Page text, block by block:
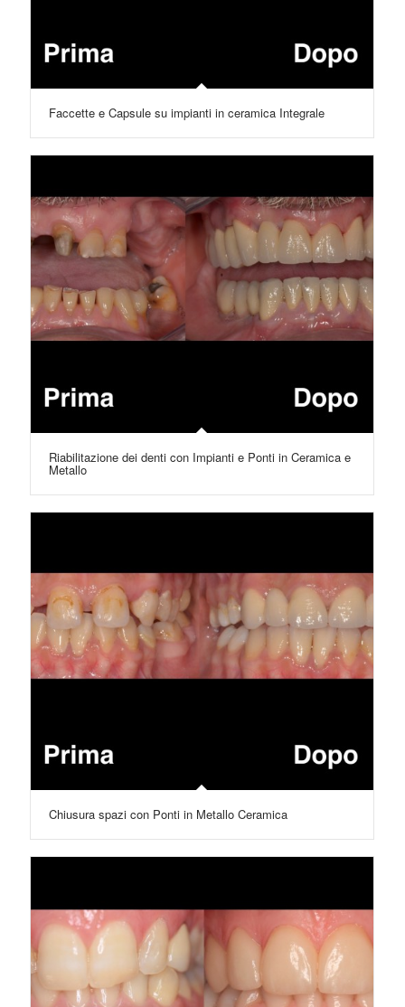
Faccette e Capsule su impianti in ceramica Integrale
Riabilitazione dei denti con Impianti e Ponti in Ceramica e
Metallo
Chiusura spazi con Ponti in Metallo Ceramica